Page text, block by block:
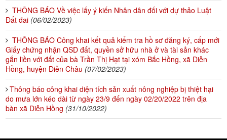
THÔNG BÁO Về việc lấy ý kiến Nhân dân đối với dự thảo Luật
Đất đai (06/02/2023)
THÔNG BÁO Công khai kết quả kiểm tra hồ sơ đăng ký, cấp mới
Giấy chứng nhận QSD đất, quyền sở hữu nhà ở và tài sản khác
gắn liền với đất của bà Trần Thị Hạt tại xóm Bắc Hồng, xã Diễn
Hồng, huyện Diễn Châu (07/02/2023)
Thông báo công khai diện tích sản xuất nông nghiệp bị thiệt hại
do mưa lớn kéo dài từ ngày 23/9 đến ngày 02/20/2022 trên địa
bàn xã Diễn Hồng (31/10/2022)